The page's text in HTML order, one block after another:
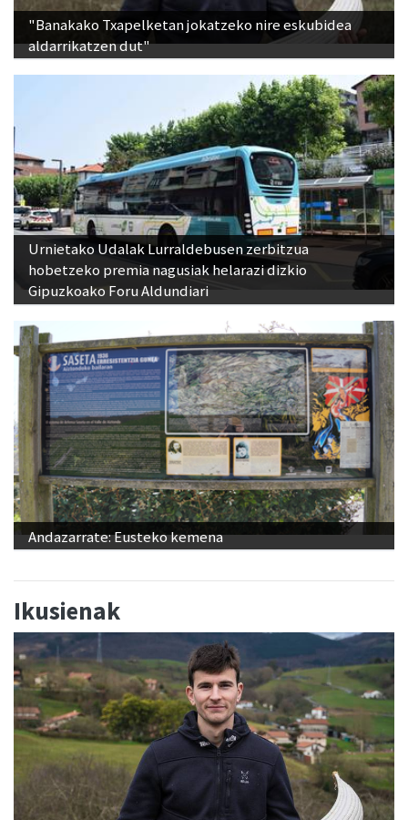
"Banakako Txapelketan jokatzeko nire eskubidea
aldarrikatzen dut"
Urnietako Udalak Lurraldebusen zerbitzua
hobetzeko premia nagusiak helarazi dizkio
Gipuzkoako Foru Aldundiari
Andazarrate: Eusteko kemena
Ikusienak